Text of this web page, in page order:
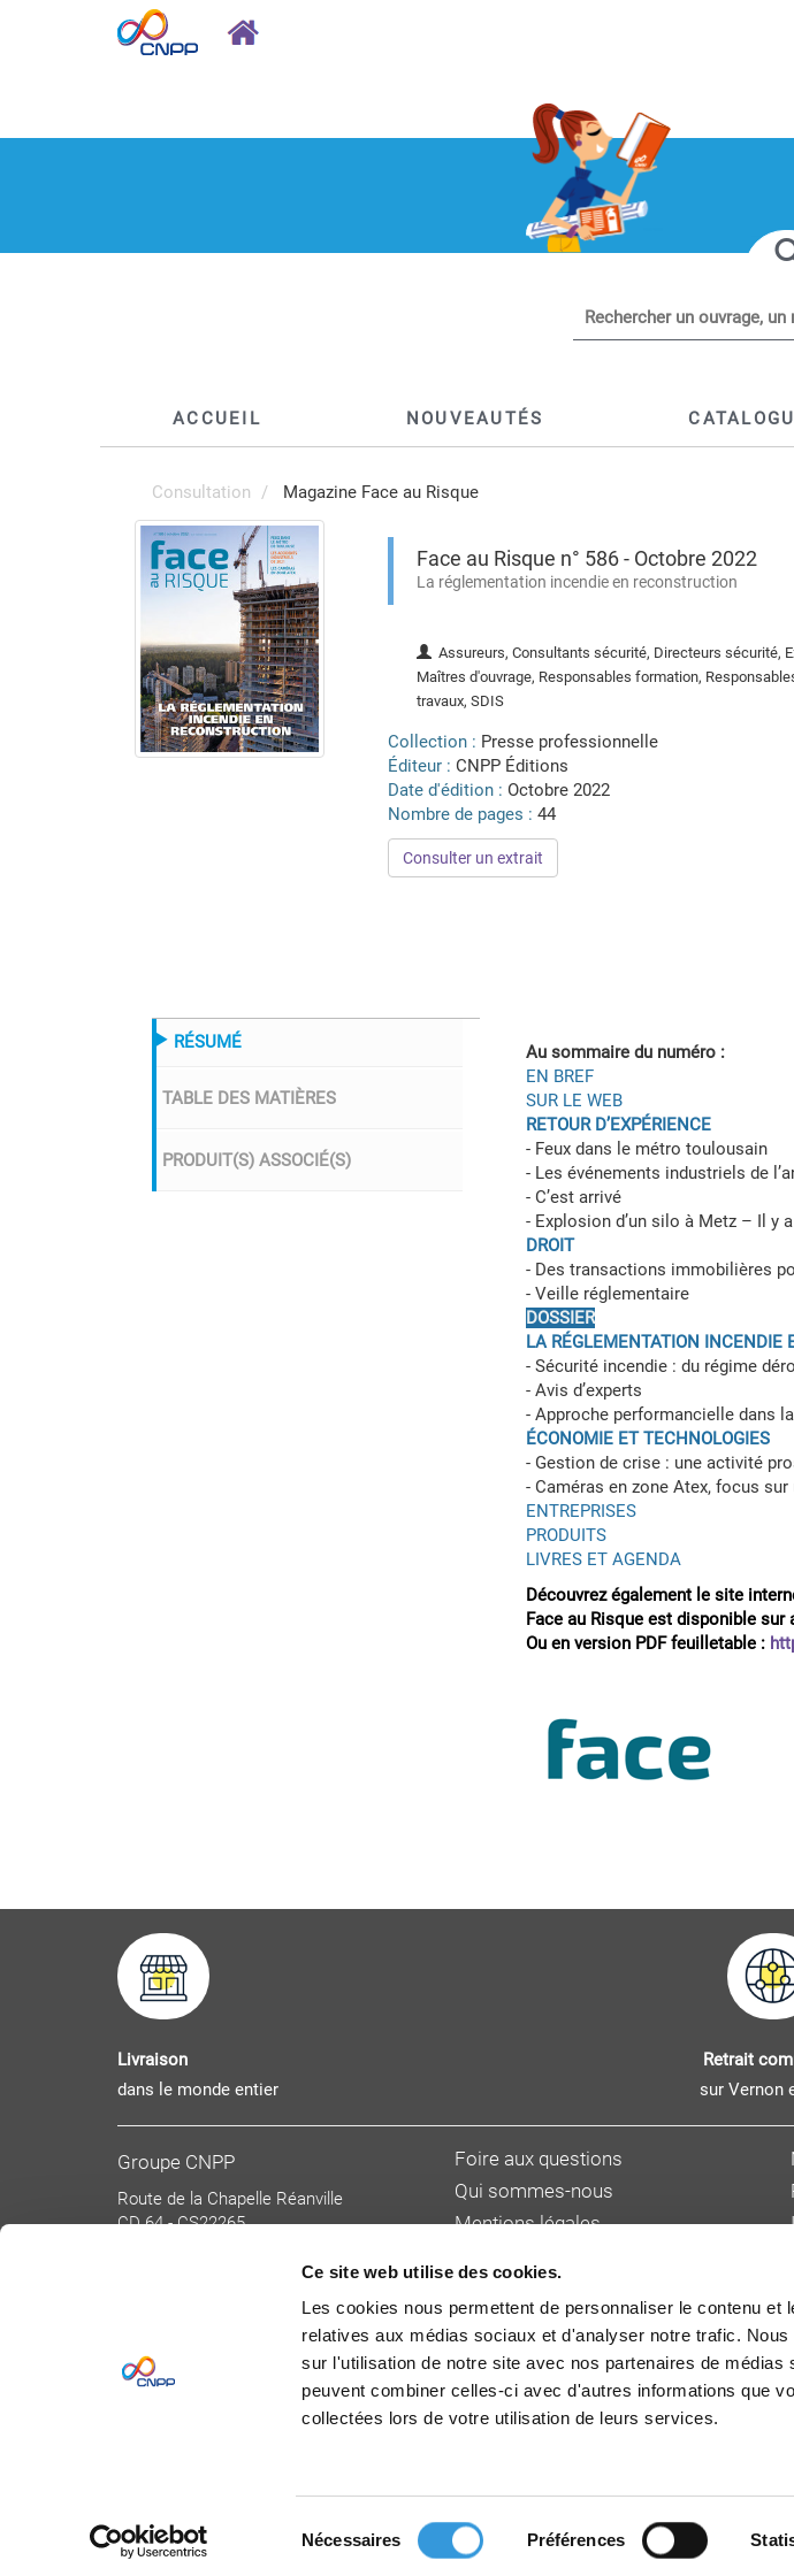
Ce site web utilise des cookies.
Les cookies nous permettent de personnaliser le contenu et
relatives aux médias sociaux et d'analyser notre trafic.
sur l'utilisation de notre site avec nos partenaires de
peuvent combiner celles-ci avec d'autres informations que
collectées lors de votre utilisation de leurs services.
Nécessaires Préférences
ACCUEIL NOUVEAUTÉS
Consultation Magazine Face au Risque
Face au Risque n° 586 - Octobre 2022
La réglementation incendie en reconstruction
Assureurs, Consultants sécurité, Directeurs sécurité,
Maîtres d'ouvrage, Responsables formation,
travaux, SDIS
Collection : Presse professionnelle
Éditeur : CNPP Éditions
Date d'édition : Octobre 2022
Nombre de pages : 44
Consulter un extrait
RÉSUMÉ
TABLE DES MATIÈRES
PRODUIT(S) ASSOCIÉ(S)
Au sommaire du numéro :
EN BREF
SUR LE WEB
RETOUR D’EXPÉRIENCE
- Feux dans le métro toulousain
- Les événements industriels de
- C’est arrivé
- Explosion d’un silo à Metz – Il y
DROIT
- Des transactions immobilières
- Veille réglementaire
DOSSIER
LA RÉGLEMENTATION INCENDIE
- Sécurité incendie : du régime
- Avis d’experts
- Approche performancielle dans
ÉCONOMIE ET TECHNOLOGIES
- Gestion de crise : une activité
- Caméras en zone Atex, focus
ENTREPRISES
PRODUITS
LIVRES ET AGENDA
Découvrez également le site
Face au Risque est disponible sur
Ou en version PDF feuilletable :
Livraison
dans le monde entier
Retrait
sur Vernon
Groupe CNPP
Route de la Chapelle Réanville
CD 64 - CS22265
Foire aux questions
Qui sommes-nous
Mentions légales
Tarifs et délai de livraison
Devenir auteur
© Copyright
avec EvidenSSE, une